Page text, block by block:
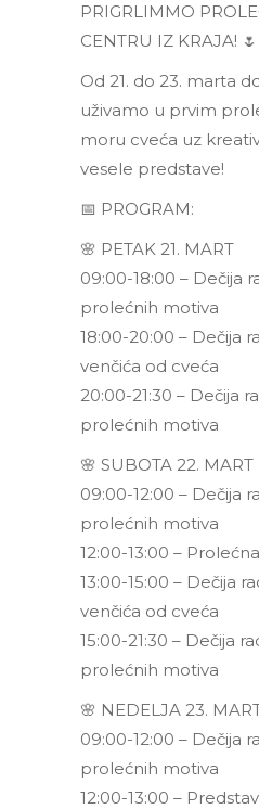
PRIGRLIMMO
CENTRU IZ KRAJA! 🌷
Od 21. do 23. marta
uživamo u prvim
moru cveća uz
vesele predstave!
📅 PROGRAM:
🌸 PETAK 21. MART
09:00-18:00 – Dečija
prolećnih motiva
18:00-20:00 – Dečija
venčića od cveća
20:00-21:30 – Dečija
prolećnih motiva
🌸 SUBOTA 22. MART
09:00-12:00 – Dečija
prolećnih motiva
12:00-13:00 –
13:00-15:00 – Dečija
venčića od cveća
15:00-21:30 – Dečija
prolećnih motiva
🌸 NEDELJA 23.
09:00-12:00 – Dečija
prolećnih motiva
12:00-13:00 –